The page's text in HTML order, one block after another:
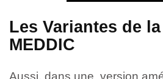
Les Variantes de
MEDDIC
Aussi, dans une version